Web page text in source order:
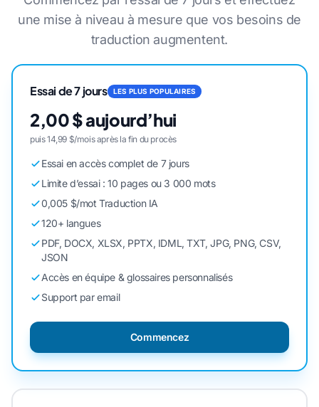
une mise à niveau à mesure que vos besoins de
traduction augmentent.
Essai de 7 jours LES PLUS POPULAIRES
2,00 $ aujourd’hui
puis 14,99 $/mois après la fin du procès
Essai en accès complet de 7 jours
Limite d’essai : 10 pages ou 3 000 mots
0,005 $/mot Traduction IA
120+ langues
PDF, DOCX, XLSX, PPTX, IDML, TXT, JPG, PNG, CSV,
JSON
Accès en équipe & glossaires personnalisés
Support par email
Commencez